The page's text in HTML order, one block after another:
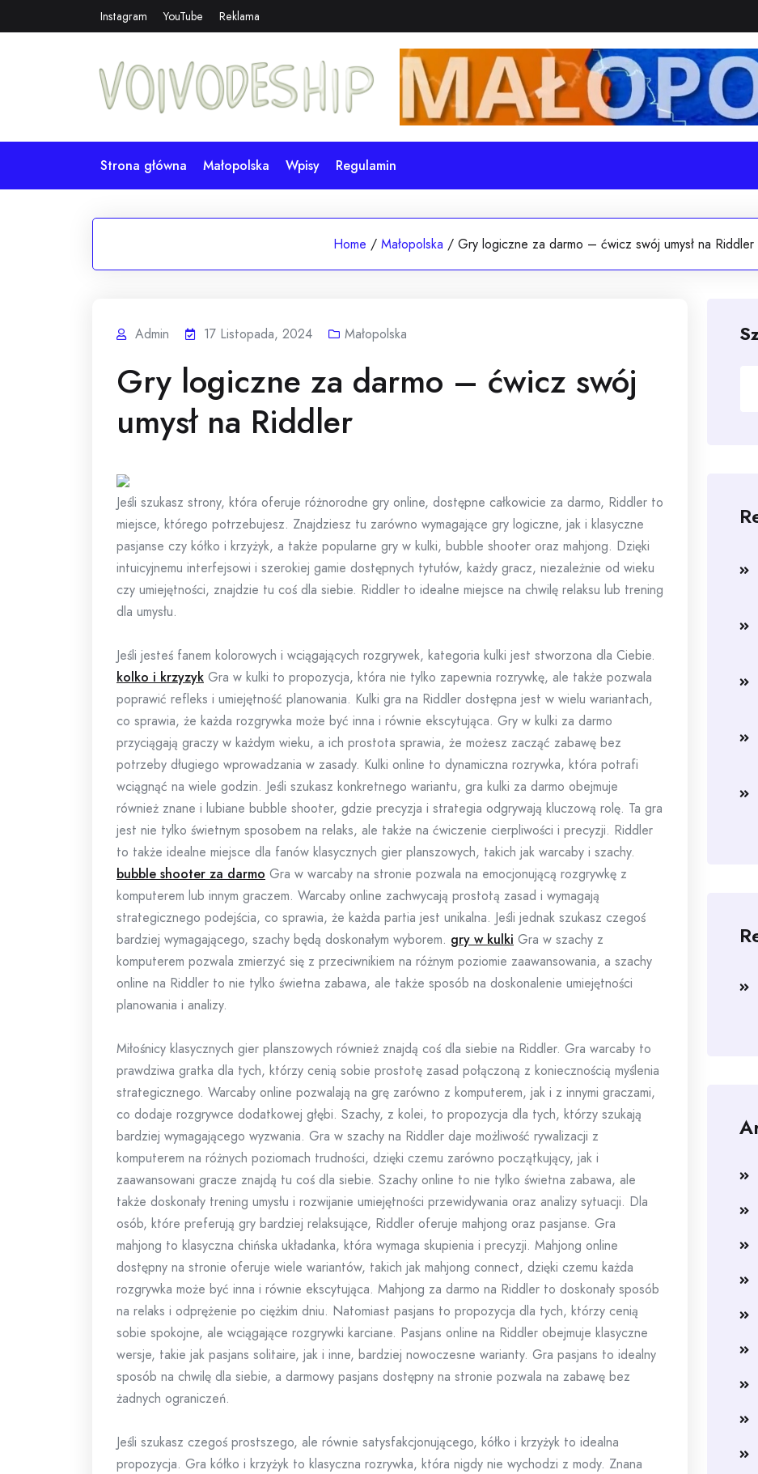
to
Instagram YouTube Reklama
Strona główna Małopolska Wpisy Regulamin
Home / Małopolska / Gry logiczne za darmo – ćwicz swój umysł na Riddler
Admin 17 Listopada, 2024 Małopolska
Gry logiczne za darmo – ćwicz swój
umysł na Riddler
Jeśli szukasz strony, która oferuje różnorodne gry online, dostępne całkowicie za darmo, Riddler to
miejsce, którego potrzebujesz. Znajdziesz tu zarówno wymagające gry logiczne, jak i klasyczne
pasjanse czy kółko i krzyżyk, a także popularne gry w kulki, bubble shooter oraz mahjong. Dzięki
intuicyjnemu interfejsowi i szerokiej gamie dostępnych tytułów, każdy gracz, niezależnie od wieku
czy umiejętności, znajdzie tu coś dla siebie. Riddler to idealne miejsce na chwilę relaksu lub trening
dla umysłu.
Jeśli jesteś fanem kolorowych i wciągających rozgrywek, kategoria kulki jest stworzona dla Ciebie.
kolko i krzyzyk Gra w kulki to propozycja, która nie tylko zapewnia rozrywkę, ale także pozwala
poprawić refleks i umiejętność planowania. Kulki gra na Riddler dostępna jest w wielu wariantach,
co sprawia, że każda rozgrywka może być inna i równie ekscytująca. Gry w kulki za darmo
przyciągają graczy w każdym wieku, a ich prostota sprawia, że możesz zacząć zabawę bez
potrzeby długiego wprowadzania w zasady. Kulki online to dynamiczna rozrywka, która potrafi
wciągnąć na wiele godzin. Jeśli szukasz konkretnego wariantu, gra kulki za darmo obejmuje
również znane i lubiane bubble shooter, gdzie precyzja i strategia odgrywają kluczową rolę. Ta gra
jest nie tylko świetnym sposobem na relaks, ale także na ćwiczenie cierpliwości i precyzji. Riddler
to także idealne miejsce dla fanów klasycznych gier planszowych, takich jak warcaby i szachy.
bubble shooter za darmo Gra w warcaby na stronie pozwala na emocjonującą rozgrywkę z
komputerem lub innym graczem. Warcaby online zachwycają prostotą zasad i wymagają
strategicznego podejścia, co sprawia, że każda partia jest unikalna. Jeśli jednak szukasz czegoś
bardziej wymagającego, szachy będą doskonałym wyborem. gry w kulki Gra w szachy z
komputerem pozwala zmierzyć się z przeciwnikiem na różnym poziomie zaawansowania, a szachy
online na Riddler to nie tylko świetna zabawa, ale także sposób na doskonalenie umiejętności
planowania i analizy.
Miłośnicy klasycznych gier planszowych również znajdą coś dla siebie na Riddler. Gra warcaby to
prawdziwa gratka dla tych, którzy cenią sobie prostotę zasad połączoną z koniecznością myślenia
strategicznego. Warcaby online pozwalają na grę zarówno z komputerem, jak i z innymi graczami,
co dodaje rozgrywce dodatkowej głębi. Szachy, z kolei, to propozycja dla tych, którzy szukają
bardziej wymagającego wyzwania. Gra w szachy na Riddler daje możliwość rywalizacji z
komputerem na różnych poziomach trudności, dzięki czemu zarówno początkujący, jak i
zaawansowani gracze znajdą tu coś dla siebie. Szachy online to nie tylko świetna zabawa, ale
także doskonały trening umysłu i rozwijanie umiejętności przewidywania oraz analizy sytuacji. Dla
osób, które preferują gry bardziej relaksujące, Riddler oferuje mahjong oraz pasjanse. Gra
mahjong to klasyczna chińska układanka, która wymaga skupienia i precyzji. Mahjong online
dostępny na stronie oferuje wiele wariantów, takich jak mahjong connect, dzięki czemu każda
rozgrywka może być inna i równie ekscytująca. Mahjong za darmo na Riddler to doskonały sposób
na relaks i odprężenie po ciężkim dniu. Natomiast pasjans to propozycja dla tych, którzy cenią
sobie spokojne, ale wciągające rozgrywki karciane. Pasjans online na Riddler obejmuje klasyczne
wersje, takie jak pasjans solitaire, jak i inne, bardziej nowoczesne warianty. Gra pasjans to idealny
sposób na chwilę dla siebie, a darmowy pasjans dostępny na stronie pozwala na zabawę bez
żadnych ograniczeń.
Jeśli szukasz czegoś prostszego, ale równie satysfakcjonującego, kółko i krzyżyk to idealna
propozycja. Gra kółko i krzyżyk to klasyczna rozrywka, która nigdy nie wychodzi z mody. Znana